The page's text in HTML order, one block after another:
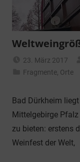
23. März 2017
Fragmente Orte
Bad Dürkheim
Mittelgebirge
zu bieten: erstens
Weinfest der Welt,